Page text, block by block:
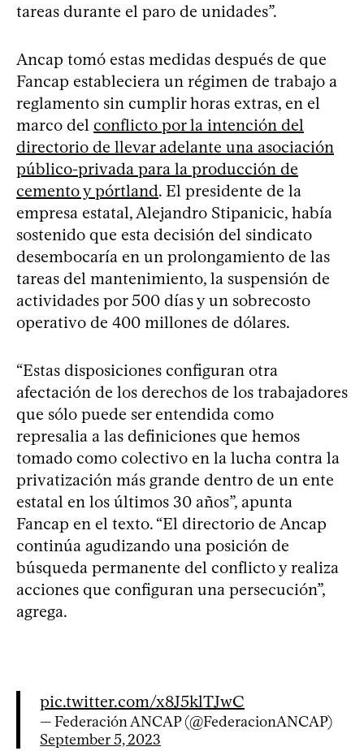
tareas durante el paro de unidades”.
Ancap tomó estas medidas después de que
Fancap estableciera un régimen de trabajo a
reglamento sin cumplir horas extras, en el
marco del conflicto por la intención del
directorio de llevar adelante una asociación
público-privada para la producción de
cemento y pórtland. El presidente de la
empresa estatal, Alejandro Stipanicic, había
sostenido que esta decisión del sindicato
desembocaría en un prolongamiento de las
tareas del mantenimiento, la suspensión de
actividades por 500 días y un sobrecosto
operativo de 400 millones de dólares.
“Estas disposiciones configuran otra
afectación de los derechos de los trabajadores
que sólo puede ser entendida como
represalia a las definiciones que hemos
tomado como colectivo en la lucha contra la
privatización más grande dentro de un ente
estatal en los últimos 30 años”, apunta
Fancap en el texto. “El directorio de Ancap
continúa agudizando una posición de
búsqueda permanente del conflicto y realiza
acciones que configuran una persecución”,
agrega.
pic.twitter.com/x8J5klTJwC
— Federación ANCAP (@FederacionANCAP)
September 5, 2023